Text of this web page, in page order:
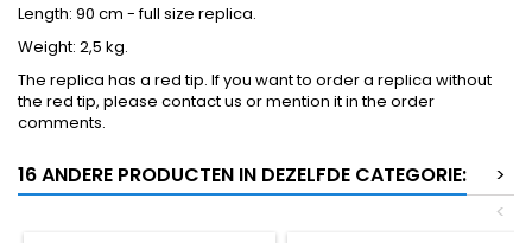
Length: 90 cm - full size replica.
Weight: 2,5 kg.
The replica has a red tip. If you want to order a replica without
the red tip, please contact us or mention it in the order
comments.
16 ANDERE PRODUCTEN IN DEZELFDE CATEGORIE:
>
<